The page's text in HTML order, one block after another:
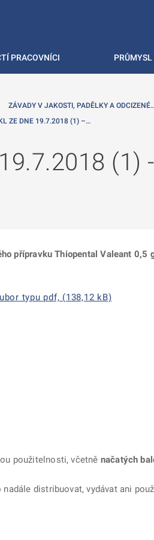
PRACOVNÍCI
ZÁVADY V JAKOSTI, PADĚLKY A
ZE DNE 19.7.2018 (1) –…
(1)
přípravku Thiopental Valeant
typu pdf, (138,12 kB)
použitelnosti, včetně načatých
distribuovat, vydávat ani